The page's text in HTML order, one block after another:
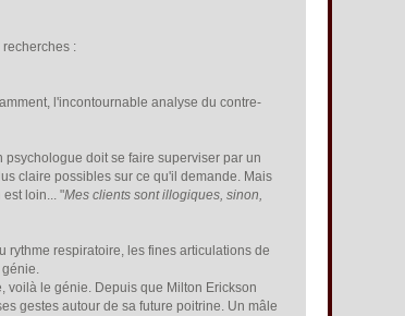
:
l'incontournable analyse du contre-
doit se faire superviser par un
claire possibles sur ce qu'il demande. Mais
loin... "Mes clients sont illogiques, sinon,
rythme respiratoire, les fines articulations de
génie.
voilà le génie. Depuis que Milton Erickson
gestes autour de sa future poitrine. Un mâle